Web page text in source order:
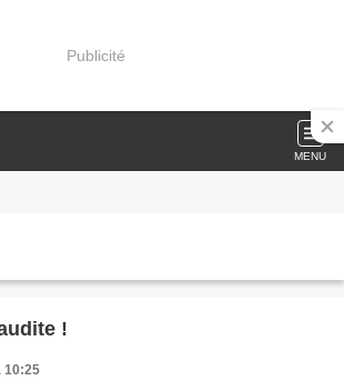
Publicité
MENU
!
10:25